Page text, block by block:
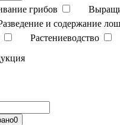
грибов
и содержание
Растениеводство
0